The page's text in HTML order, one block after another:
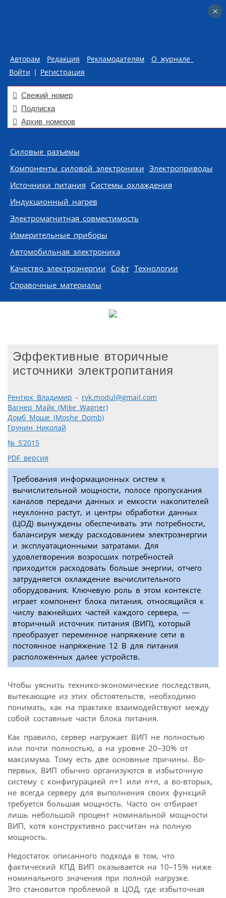
Авторам Редакция Рекламодателям
О журнале
Войти | Регистрация
Свежий номер
Подписка
Архив номеров
Skip to content
Силовые разъемы
Компоненты силовой электроники Электроприводы
Источники питания Системы охлаждения
Индукционный нагрев
Электромагнитная совместимость
Измерительные приборы
Автомобильная электроника
Качество электроэнергии Софт Технологии
Справочные материалы
Эффективные вторичные
источники электропитания
Рентюк Владимир - rvk.modul@gmail.com
Вагнер Майк (Mike Wagner)
Домб Моше (Moshe Domb)
Грунин Николай
№ 5’2015
PDF версия
Требования информационных систем к
вычислительной мощности, полосе пропускания
каналов передачи данных и емкости накопителей
неуклонно растут, и центры обработки данных
(ЦОД) вынуждены обеспечивать эти потребности,
балансируя между расходованием электроэнергии
и эксплуатационными затратами. Для
удовлетворения возросших потребностей
приходится расходовать больше энергии, отчего
затрудняется охлаждение вычислительного
оборудования. Ключевую роль в этом контексте
играет компонент блока питания, относящийся к
числу важнейших частей каждого сервера, —
вторичный источник питания (ВИП), который
преобразует переменное напряжение сети в
постоянное напряжение 12 В для питания
расположенных далее устройств.
Чтобы уяснить технико-экономические последствия,
вытекающие из этих обстоятельств, необходимо
понимать, как на практике взаимодействуют между
собой составные части блока питания.
Как правило, сервер нагружает ВИП не полностью
или почти полностью, а на уровне 20–30% от
максимума. Тому есть две основные причины. Во-
первых, ВИП обычно организуются в избыточную
систему с конфигурацией n+1 или n+n, а во-вторых,
не всегда серверу для выполнения своих функций
требуется большая мощность. Часто он отбирает
лишь небольшой процент номинальной мощности
ВИП, хотя конструктивно рассчитан на полную
мощность.
Недостаток описанного подхода в том, что
фактический КПД ВИП оказывается на 10–15% ниже
номинального значения при полной нагрузке.
Это становится проблемой в ЦОД, где избыточная
×
×